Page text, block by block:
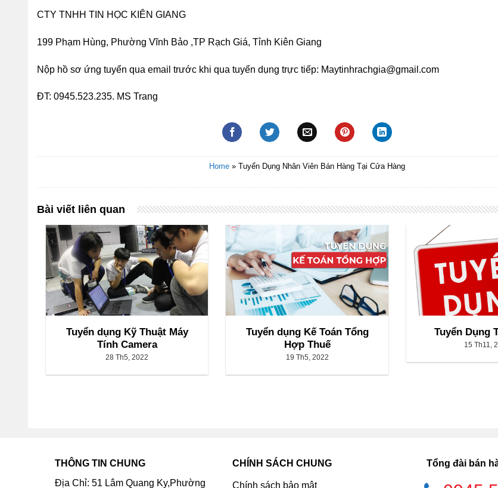
CTY TNHH TIN HỌC KIÊN GIANG
199 Phạm Hùng, Phường Vĩnh Bảo ,TP Rạch Giá, Tỉnh Kiên Giang
Nộp hồ sơ ứng tuyển qua email trước khi qua tuyển dụng trực tiếp: Maytinhrachgia@gmail.com
ĐT: 0945.523.235. MS Trang
Home »Tuyển Dụng Nhân Viên Bán Hàng Tại Cửa Hàng
Bài viết liên quan
Tuyển dụng Kỹ Thuật Máy
Tính Camera
28 Th5, 2022
Tuyển dụng Kế Toán Tổng
Hợp Thuế
19 Th5, 2022
Tuyển Dụng
15 Th11,
THÔNG TIN CHUNG
Địa Chỉ: 51 Lâm Quang Ky,Phường
CHÍNH SÁCH CHUNG
Chính sách bảo mật
Tổng đài bán